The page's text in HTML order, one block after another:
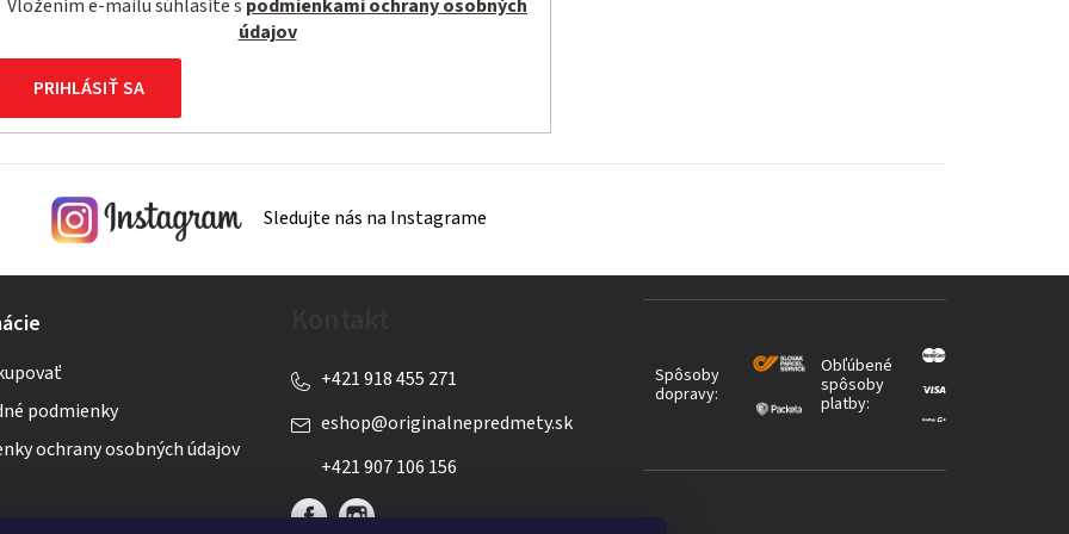
Vložením e-mailu súhlasíte s podmienkami ochrany osobných
údajov
PRIHLÁSIŤ SA
Sledujte nás na Instagrame
podmienky
ochrany osobných údajov
eshop@originalnepredmety.sk
+421 918 455 271
+421 907 106 156
Spôsoby
dopravy:
Obľúbené
spôsoby
platby: